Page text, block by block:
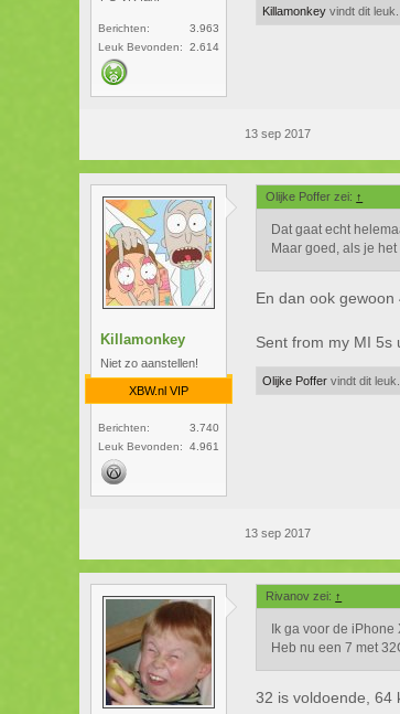
Berichten:
3.963
Leuk Bevonden:
2.614
13 sep 2017
Killamonkey vindt dit leuk.
Killamonkey
Niet zo aanstellen!
XBW.nl VIP
Berichten:
3.740
Leuk Bevonden:
4.961
Olijke Poffer zei: ↑
Dat gaat echt
Maar goed, als je
En dan ook
Sent from my MI 5s
13 sep 2017
Olijke Poffer vindt dit leuk.
Rivanov zei: ↑
Ik ga voor de
Heb nu een 7 met
32 is voldoende, 64